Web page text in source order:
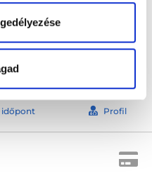
időpont Profil